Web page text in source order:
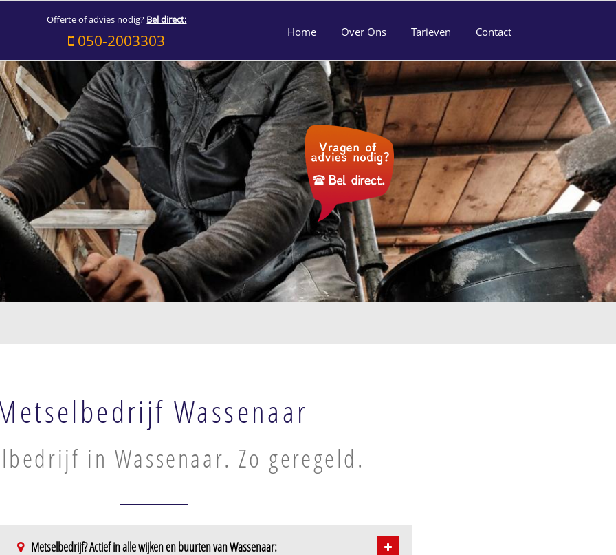
Offerte of advies nodig? Bel direct:
050-2003303 Home Over Ons Tarieven Contact
Wassenaar
in Wassenaar. Zo geregeld.
Metselbedrijf? Actief in alle wijken en buurten van Wassenaar: